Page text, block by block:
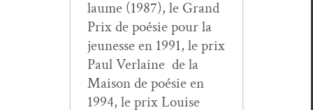
laume (1987), le Grand
Prix de poésie pour la
jeunesse en 1991, le prix
Paul Ver­laine de la
Mai­son de poésie en
1994, le prix Louise